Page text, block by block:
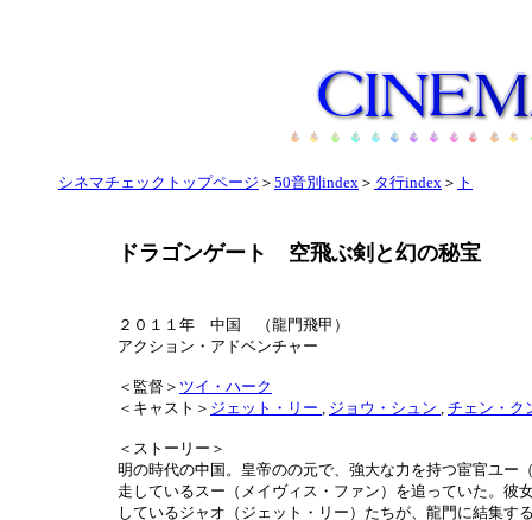
シネマチェックトップページ ＞ 50音別index ＞ タ行index ＞ ト
ドラゴンゲート 空飛ぶ剣と幻の秘宝
２０１１年 中国 （龍門飛甲）
アクション・アドベンチャー
＜監督＞ ツイ・ハーク
＜キャスト＞ ジェット・リー , ジョウ・シュン , チェン・ク
＜ストーリー＞
明の時代の中国。皇帝のの元で、強大な力を持つ宦官ユー
走しているスー（メイヴィス・ファン）を追っていた。彼
しているジャオ（ジェット・リー）たちが、龍門に結集す